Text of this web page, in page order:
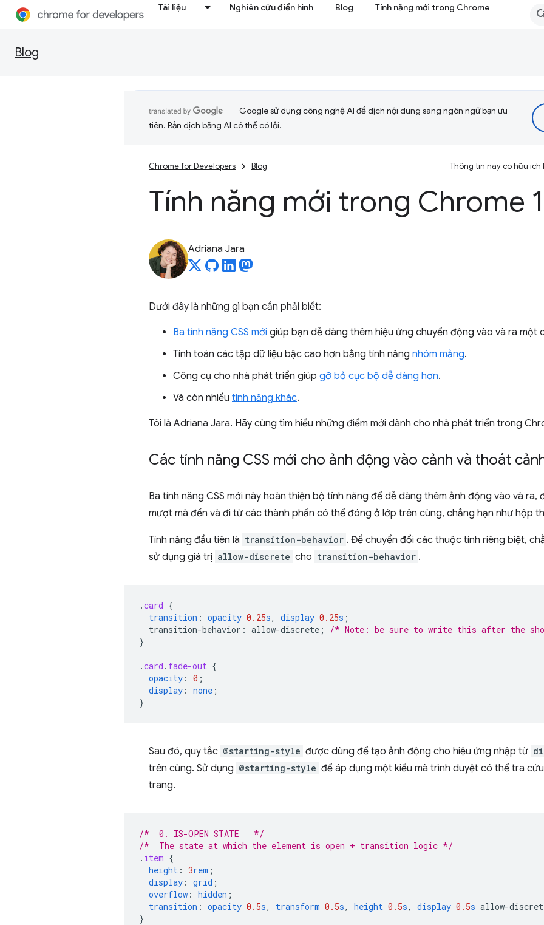
Tài liệu Nghiên cứu điển hình Blog Tính năng mới trong Chrome
Blog
Google sử dụng công nghệ AI để dịch nội dung sang ngôn ngữ bạn ưu
tiên. Bản dịch bằng AI có thể có lỗi.
Chrome for Developers Blog Thông tin này có hữu ích
Tính năng mới trong Chrome
Adriana Jara
Dưới đây là những gì bạn cần phải biết:
Ba tính năng CSS mới giúp bạn dễ dàng thêm hiệu ứng chuyển động vào và ra một
Tính toán các tập dữ liệu bậc cao hơn bằng tính năng nhóm mảng.
Công cụ cho nhà phát triển giúp gỡ bỏ cục bộ dễ dàng hơn.
Và còn nhiều tính năng khác.
Tôi là Adriana Jara. Hãy cùng tìm hiểu những điểm mới dành cho nhà phát triển trong
Các tính năng CSS mới cho ảnh động vào cảnh và thoát
Ba tính năng CSS mới này hoàn thiện bộ tính năng để dễ dàng thêm ảnh động vào và
mượt mà đến và đi từ các thành phần có thể đóng ở lớp trên cùng, chẳng hạn như hộp
Tính năng đầu tiên là transition-behavior . Để chuyển đổi các thuộc tính riêng biệt,
sử dụng giá trị allow-discrete cho transition-behavior .
.card {
transition : opacity 0.25s, display 0.25s ;
transition-behavior : allow-discrete ;
/* Note: be sure to write this after the
}
.card . fade-out {
opacity : 0 ;
display : none ;
}
Sau đó, quy tắc @starting-style được dùng để tạo ảnh động cho hiệu ứng nhập từ
trên cùng. Sử dụng @starting-style để áp dụng một kiểu mà trình duyệt có thể tra
trang.
/*  0. IS-OPEN STATE   */
/*  The state at which the element is open + transition logic */
. item {
height : 3rem ;
display : grid ;
overflow : hidden ;
transition : opacity 0.5s, transform 0.5s, height 0.5s, display 0.5s allow-
}